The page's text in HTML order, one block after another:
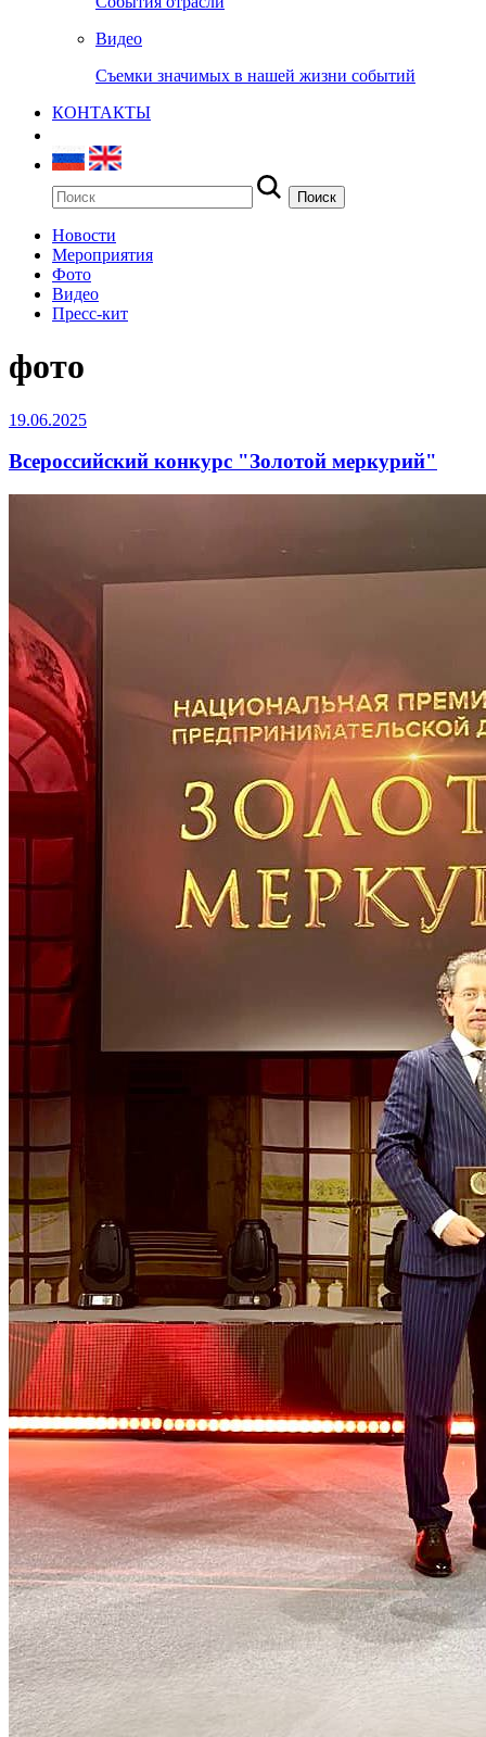
Видео
Съемки значимых в нашей жизни событий
КОНТАКТЫ
Новости
Мероприятия
Фото
Видео
Пресс-кит
фото
19.06.2025
Всероссийский конкурс "Золотой меркурий"